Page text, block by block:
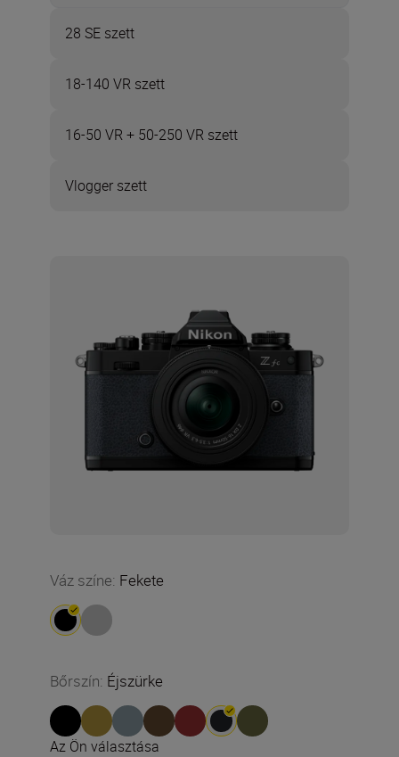
28 SE szett
18-140 VR szett
16-50 VR + 50-250 VR szett
Vlogger szett
Váz színe: Fekete
Bőrszín: Éjszürke
Az Ön választása